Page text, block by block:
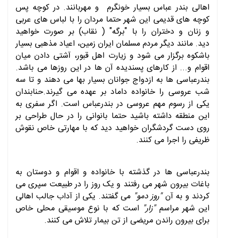
اهالی بندر عباس بسیار خونگرم و مهربانند. در کوچه پس
کوچه های قدیمی این شهر حتما مردان را با لباس های عربی
و زنان و دختران را با "برگه" ( نقاب) بر صورت خواهید
دید. مانند دیگر مردم مسلمان ایران زمین، اعیاد مذهبی بسیار
باشکوه برگزار می شود و زیارت اهل قبور، آشتی دادن میان
اقوام و... از کارهای پسندیده آن ها در این روزها می باشد.
بندرعباسی ها به ازدواج جوانان بسیار بها می دهند و تا سه
شب عروسی را خانواده داماد بر عهده می گیرند.حنابندان
یکی از رسوم مهم عروسی در بندرعباس است. اگر سفری به
این منطقه داشته باشید حتما بانوانی را در حال طراحی بر
روی دست گردشگران خواهید دید که با مهارتی خاص نقوش
ظریفی را اجرا می کنند.
بندرعباسی ها در گذشته با خانواده و اقوام و دوستان به
باغات بیرون شهر می رفتند و یک روز را در طبیعت سپری می
کردند و به آن"روز دمو" می گفتند. یکی از آداب جالب اهالی
این شهر مراسم"زار" است که با نوع موسیقی محلی خاص
برای بیرون راندن مریضی از تن بیمار تلاش می کنند.